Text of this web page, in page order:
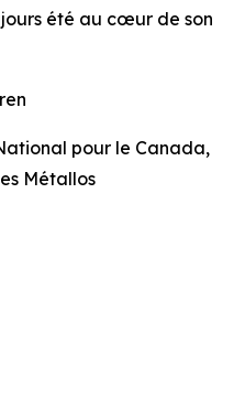
été au cœur de son
pour le Canada,
Métallos